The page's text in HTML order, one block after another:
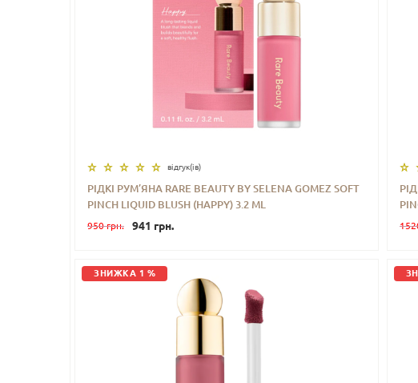
відгук(iв)
РІДКІ РУМ’ЯНА RARE BEAUTY BY SELENA GOMEZ SOFT
PINCH LIQUID BLUSH (HAPPY) 3.2 ML
950 грн. 941 грн.
ЗНИЖКА 1 %